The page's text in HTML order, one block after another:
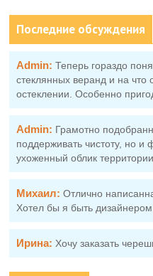
Последние обсуждения
Admin: Теперь гораздо
стеклянных веранд и на что
остеклении. Особенно
Admin: Грамотно
поддерживать чистоту, но и
ухоженный облик
Михаил: Отлично
Хотел бы я быть
Ирина: Хочу заказать